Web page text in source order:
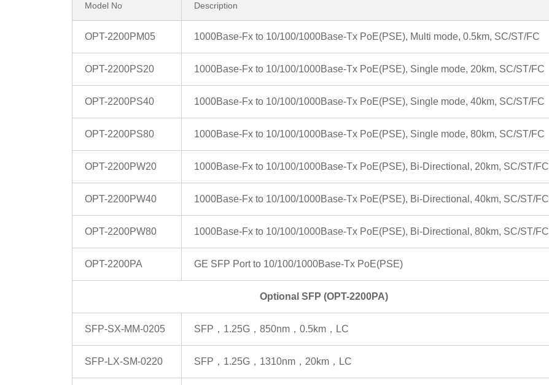
Model No Description
OPT-2200PM05 1000Base-Fx to 10/100/1000Base-Tx PoE(PSE), Multi mode, 0.5km, SC/ST/FC
OPT-2200PS20 1000Base-Fx to 10/100/1000Base-Tx PoE(PSE), Single mode, 20km, SC/ST/FC
OPT-2200PS40 1000Base-Fx to 10/100/1000Base-Tx PoE(PSE), Single mode, 40km, SC/ST/FC
OPT-2200PS80 1000Base-Fx to 10/100/1000Base-Tx PoE(PSE), Single mode, 80km, SC/ST/FC
OPT-2200PW20 1000Base-Fx to 10/100/1000Base-Tx PoE(PSE), Bi-Directional, 20km, SC/ST/FC
OPT-2200PW40 1000Base-Fx to 10/100/1000Base-Tx PoE(PSE), Bi-Directional, 40km, SC/ST/FC
OPT-2200PW80 1000Base-Fx to 10/100/1000Base-Tx PoE(PSE), Bi-Directional, 80km, SC/ST/FC
OPT-2200PA GE SFP Port to 10/100/1000Base-Tx PoE(PSE)
Optional SFP (OPT-2200PA)
SFP-SX-MM-0205 SFP，1.25G，850nm，0.5km，LC
SFP-LX-SM-0220 SFP，1.25G，1310nm，20km，LC